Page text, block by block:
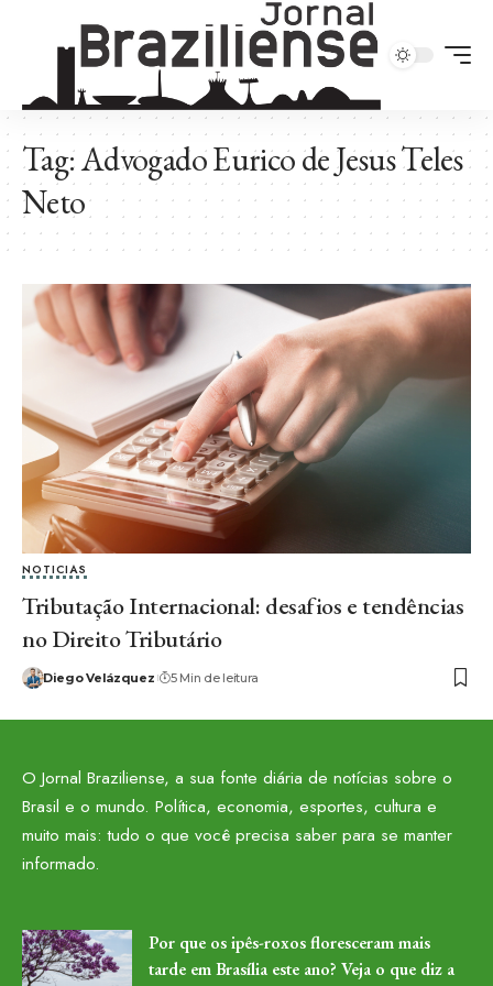
Tag:Advogado Eurico de Jesus Teles
Neto
NOTICIAS
Tributação Internacional: desafios e tendências
no Direito Tributário
Diego Velázquez 5 Min de leitura
O Jornal Braziliense, a sua fonte diária de notícias sobre o
Brasil e o mundo. Política, economia, esportes, cultura e
muito mais: tudo o que você precisa saber para se manter
informado.
Por que os ipês-roxos floresceram mais
tarde em Brasília este ano? Veja o que diz a